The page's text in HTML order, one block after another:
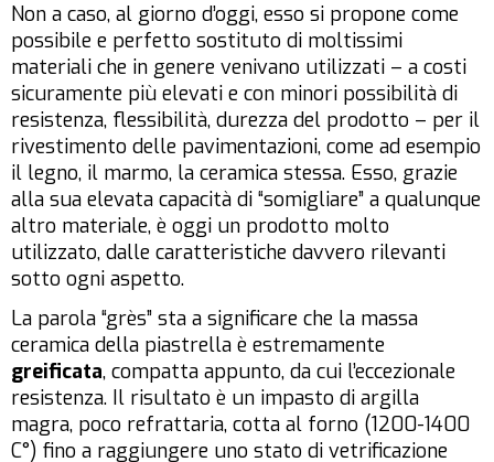
Non a caso, al giorno d’oggi, esso si propone come
possibile e perfetto sostituto di moltissimi
materiali che in genere venivano utilizzati – a costi
sicuramente più elevati e con minori possibilità di
resistenza, flessibilità, durezza del prodotto – per il
rivestimento delle pavimentazioni, come ad esempio
il legno, il marmo, la ceramica stessa. Esso, grazie
alla sua elevata capacità di “somigliare” a qualunque
altro materiale, è oggi un prodotto molto
utilizzato, dalle caratteristiche davvero rilevanti
sotto ogni aspetto.
La parola “grès” sta a significare che la massa
ceramica della piastrella è estremamente
greificata, compatta appunto, da cui l’eccezionale
resistenza. Il risultato è un impasto di argilla
magra, poco refrattaria, cotta al forno (1200-1400
C°) fino a raggiungere uno stato di vetrificazione